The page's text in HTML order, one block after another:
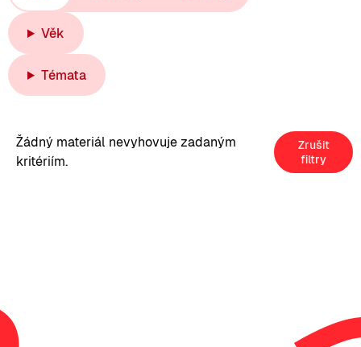
Věk
Témata
Žádný materiál nevyhovuje zadaným
kritériím.
Zrušit
filtry